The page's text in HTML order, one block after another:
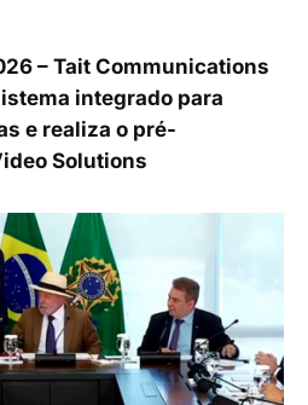
– Tait Communications
integrado para
e realiza o pré-
Solutions